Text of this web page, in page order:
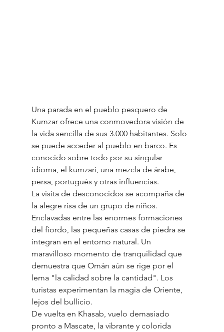
Una parada en el pueblo pesquero de
Kumzar ofrece una conmovedora visión de
la vida sencilla de sus 3.000 habitantes. Solo
se puede acceder al pueblo en barco. Es
conocido sobre todo por su singular
idioma, el kumzari, una mezcla de árabe,
persa, portugués y otras influencias.
La visita de desconocidos se acompaña de
la alegre risa de un grupo de niños.
Enclavadas entre las enormes formaciones
del fiordo, las pequeñas casas de piedra se
integran en el entorno natural. Un
maravilloso momento de tranquilidad que
demuestra que Omán aún se rige por el
lema "la calidad sobre la cantidad". Los
turistas experimentan la magia de Oriente,
lejos del bullicio.
De vuelta en Khasab, vuelo demasiado
pronto a Mascate, la vibrante y colorida